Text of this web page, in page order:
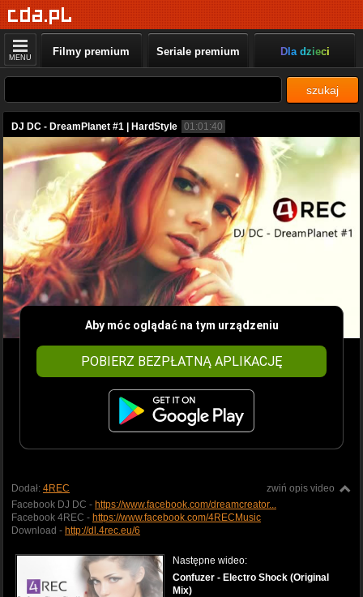
MENU Filmy premium Seriale premium Dla dzieci
szukaj
DJ DC - DreamPlanet #1 | HardStyle 01:01:40
Aby móc oglądać na tym urządzeniu
POBIERZ BEZPŁATNĄ APLIKACJĘ
zwiń opis video
Dodał: 4REC
Facebook DJ DC - https://www.facebook.com/dreamcreator...
Facebook 4REC - https://www.facebook.com/4RECMusic
Download - http://dl.4rec.eu/6
Następne wideo:
Confuzer - Electro Shock (Original
Mix)